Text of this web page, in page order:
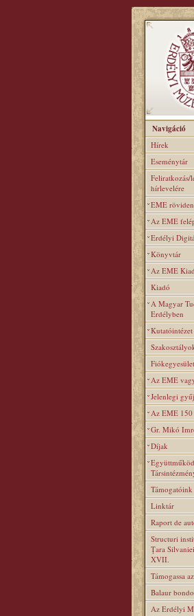
Navigáció
Hírek
Eseménytár
Feliratkozás/
hírlevelére
EME röviden
Az EME
Erdélyi
Könyvtár
Az EME
Kiadó
A Magyar
Erdélyben
Kutatóintézet
Az EME
Jelenlegi
Az EME 150
Gr. Mikó
Díjak
Támogatóink
Linktár
Raport de
Structuri
Ţara
XVII.
Támogassa
Balaur
Az Erdélyi